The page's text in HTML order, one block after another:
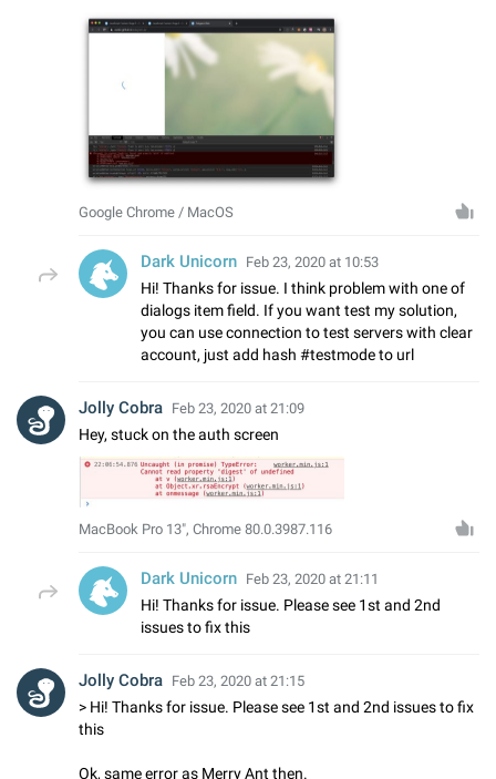
Google Chrome / MacOS
Dark Unicorn Feb 23, 2020 at 10:53
Hi! Thanks for issue. I think problem with one of
dialogs item field. If you want test my solution,
you can use connection to test servers with clear
account, just add hash #testmode to url
Jolly Cobra Feb 23, 2020 at 21:09
Hey, stuck on the auth screen
MacBook Pro 13", Chrome 80.0.3987.116
Dark Unicorn Feb 23, 2020 at 21:11
Hi! Thanks for issue. Please see 1st and 2nd
issues to fix this
Jolly Cobra Feb 23, 2020 at 21:15
> Hi! Thanks for issue. Please see 1st and 2nd issues to fix
this
Ok, same error as Merry Ant then.